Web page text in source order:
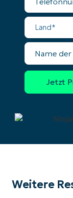
Land
Name
der
Firma
Weitere